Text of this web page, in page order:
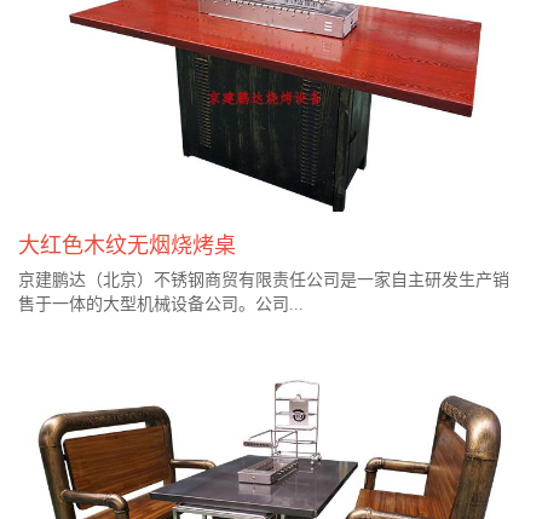
大红色木纹无烟烧烤桌
京建鹏达（北京）不锈钢商贸有限责任公司是一家自主研发生产销
售于一体的大型机械设备公司。公司...